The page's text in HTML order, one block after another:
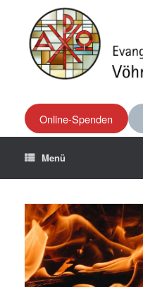
Online-Spenden
Menü